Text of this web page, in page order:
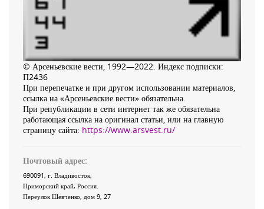
© Арсеньевские вести, 1992—2022. Индекс подписки:
П2436
При перепечатке и при другом использовании материалов,
ссылка на «Арсеньевские вести» обязательна.
При републикации в сети интернет так же обязательна
работающая ссылка на оригинал статьи, или на главную
страницу сайта: https://www.arsvest.ru/
Почтовый адрес:
690091, г. Владивосток,
Приморский край, Россия
Переулок Шевченко, дом 9, 27